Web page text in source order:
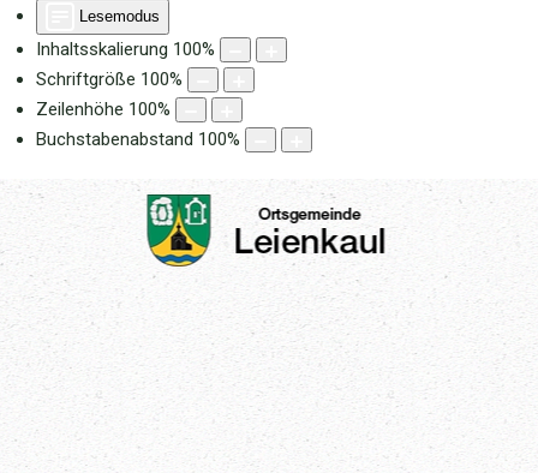
Lesemodus
Inhaltsskalierung 100%
Schriftgröße 100%
Zeilenhöhe 100%
Buchstabenabstand 100%